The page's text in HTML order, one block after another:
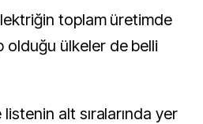
toplam üretimde
olduğu ülkeler de belli
alt sıralarında yer